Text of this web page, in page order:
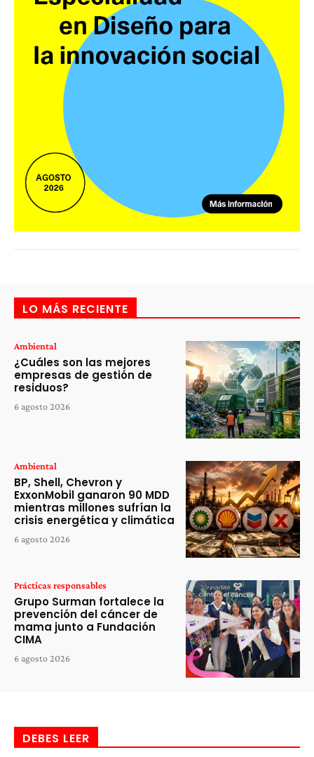
LO MÁS RECIENTE
Ambiental
¿Cuáles son las mejores
empresas de gestión de
residuos?
6 agosto 2026
Ambiental
BP, Shell, Chevron y
ExxonMobil ganaron 90 MDD
mientras millones sufrían la
crisis energética y climática
6 agosto 2026
Prácticas responsables
Grupo Surman fortalece la
prevención del cáncer de
mama junto a Fundación
CIMA
6 agosto 2026
DEBES LEER